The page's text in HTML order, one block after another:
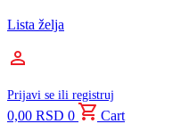
Lista želja
Prijavi se ili registruj
0,00 RSD 0
Cart